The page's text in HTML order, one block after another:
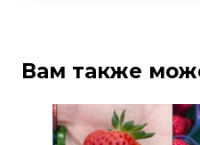
Вам также